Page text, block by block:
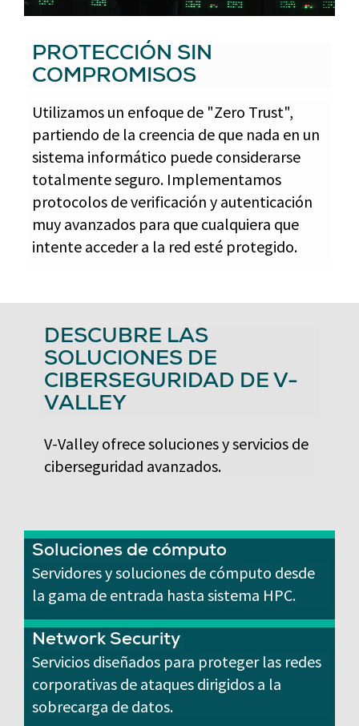
PROTECCIÓN SIN
COMPROMISOS
Utilizamos un enfoque de "Zero Trust",
partiendo de la creencia de que nada en un
sistema informático puede considerarse
totalmente seguro. Implementamos
protocolos de verificación y autenticación
muy avanzados para que cualquiera que
intente acceder a la red esté protegido.
DESCUBRE LAS
SOLUCIONES DE
CIBERSEGURIDAD DE V-
VALLEY
V-Valley ofrece soluciones y servicios de
ciberseguridad avanzados.
Soluciones de cómputo
Servidores y soluciones de cómputo desde
la gama de entrada hasta sistema HPC.
Network Security
Servicios diseñados para proteger las redes
corporativas de ataques dirigidos a la
sobrecarga de datos.